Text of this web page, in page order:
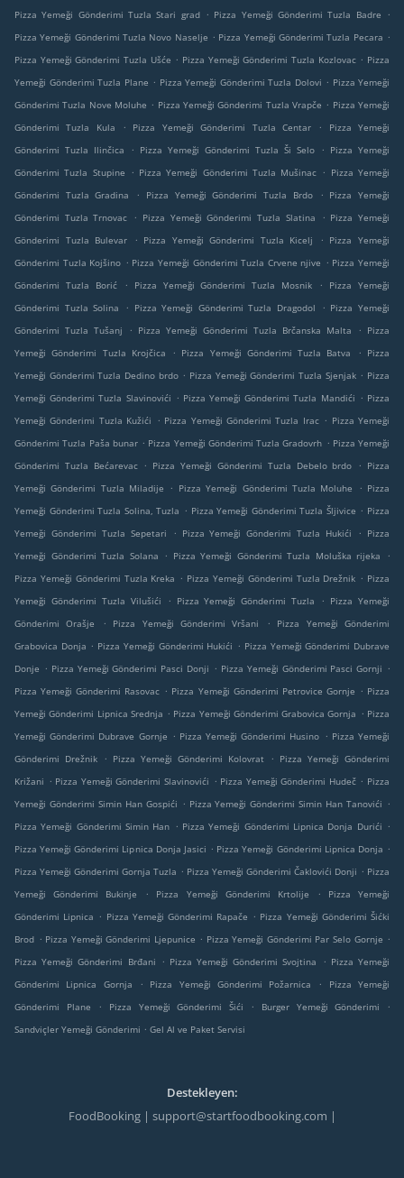
Pizza Yemeği Gönderimi Tuzla Stari grad . Pizza Yemeği Gönderimi Tuzla Badre
.
Pizza Yemeği Gönderimi Tuzla Novo Naselje . Pizza Yemeği Gönderimi Tuzla Pecara .
Pizza Yemeği Gönderimi Tuzla Ušće . Pizza Yemeği Gönderimi Tuzla Kozlovac . Pizza
Yemeği Gönderimi Tuzla Plane . Pizza Yemeği Gönderimi Tuzla Dolovi . Pizza Yemeği
Gönderimi Tuzla Nove Moluhe . Pizza Yemeği Gönderimi Tuzla Vrapče . Pizza Yemeği
Gönderimi Tuzla Kula
. Pizza Yemeği Gönderimi Tuzla Centar .
Pizza Yemeği
Gönderimi Tuzla Ilinčica
. Pizza Yemeği Gönderimi Tuzla Ši Selo . Pizza Yemeği
Gönderimi Tuzla Stupine
. Pizza Yemeği Gönderimi Tuzla Mušinac . Pizza Yemeği
Gönderimi Tuzla Gradina
. Pizza Yemeği Gönderimi Tuzla Brdo . Pizza Yemeği
Gönderimi Tuzla Trnovac
. Pizza Yemeği Gönderimi Tuzla Slatina . Pizza Yemeği
Gönderimi Tuzla Bulevar
. Pizza Yemeği Gönderimi Tuzla Kicelj . Pizza Yemeği
Gönderimi Tuzla Kojšino . Pizza Yemeği Gönderimi Tuzla Crvene njive . Pizza Yemeği
Gönderimi Tuzla Borić
. Pizza Yemeği Gönderimi Tuzla Mosnik .
Pizza Yemeği
Gönderimi Tuzla Solina
. Pizza Yemeği Gönderimi Tuzla Dragodol . Pizza Yemeği
Gönderimi Tuzla Tušanj
. Pizza Yemeği Gönderimi Tuzla Brčanska Malta . Pizza
Yemeği Gönderimi Tuzla Krojčica
. Pizza Yemeği Gönderimi Tuzla Batva . Pizza
Yemeği Gönderimi Tuzla Dedino brdo . Pizza Yemeği Gönderimi Tuzla Sjenjak . Pizza
Yemeği Gönderimi Tuzla Slavinovići . Pizza Yemeği Gönderimi Tuzla Mandići . Pizza
Yemeği Gönderimi Tuzla Kužići
. Pizza Yemeği Gönderimi Tuzla Irac . Pizza Yemeği
Gönderimi Tuzla Paša bunar . Pizza Yemeği Gönderimi Tuzla Gradovrh . Pizza Yemeği
Gönderimi Tuzla Bećarevac . Pizza Yemeği Gönderimi Tuzla Debelo brdo . Pizza
Yemeği Gönderimi Tuzla Miladije
. Pizza Yemeği Gönderimi Tuzla Moluhe . Pizza
Yemeği Gönderimi Tuzla Solina, Tuzla . Pizza Yemeği Gönderimi Tuzla Šljivice . Pizza
Yemeği Gönderimi Tuzla Sepetari
. Pizza Yemeği Gönderimi Tuzla Hukići . Pizza
Yemeği Gönderimi Tuzla Solana
. Pizza Yemeği Gönderimi Tuzla Moluška rijeka
.
Pizza Yemeği Gönderimi Tuzla Kreka . Pizza Yemeği Gönderimi Tuzla Drežnik . Pizza
Yemeği Gönderimi Tuzla Vilušići
. Pizza Yemeği Gönderimi Tuzla . Pizza Yemeği
Gönderimi Orašje
. Pizza Yemeği Gönderimi Vršani .
Pizza Yemeği Gönderimi
Grabovica Donja . Pizza Yemeği Gönderimi Hukići . Pizza Yemeği Gönderimi Dubrave
Donje . Pizza Yemeği Gönderimi Pasci Donji . Pizza Yemeği Gönderimi Pasci Gornji .
Pizza Yemeği Gönderimi Rasovac . Pizza Yemeği Gönderimi Petrovice Gornje . Pizza
Yemeği Gönderimi Lipnica Srednja . Pizza Yemeği Gönderimi Grabovica Gornja . Pizza
Yemeği Gönderimi Dubrave Gornje . Pizza Yemeği Gönderimi Husino . Pizza Yemeği
Gönderimi Drežnik
. Pizza Yemeği Gönderimi Kolovrat . Pizza Yemeği Gönderimi
Križani . Pizza Yemeği Gönderimi Slavinovići . Pizza Yemeği Gönderimi Hudeč . Pizza
Yemeği Gönderimi Simin Han Gospići . Pizza Yemeği Gönderimi Simin Han Tanovići .
Pizza Yemeği Gönderimi Simin Han . Pizza Yemeği Gönderimi Lipnica Donja Durići .
Pizza Yemeği Gönderimi Lipnica Donja Jasici . Pizza Yemeği Gönderimi Lipnica Donja .
Pizza Yemeği Gönderimi Gornja Tuzla . Pizza Yemeği Gönderimi Čaklovići Donji . Pizza
Yemeği Gönderimi Bukinje
. Pizza Yemeği Gönderimi Krtolije .
Pizza Yemeği
Gönderimi Lipnica . Pizza Yemeği Gönderimi Rapače . Pizza Yemeği Gönderimi Šićki
Brod . Pizza Yemeği Gönderimi Ljepunice . Pizza Yemeği Gönderimi Par Selo Gornje .
Pizza Yemeği Gönderimi Brđani
. Pizza Yemeği Gönderimi Svojtina . Pizza Yemeği
Gönderimi Lipnica Gornja
. Pizza Yemeği Gönderimi Požarnica .
Pizza Yemeği
Gönderimi Plane
. Pizza Yemeği Gönderimi Šići . Burger Yemeği Gönderimi
.
Sandviçler Yemeği Gönderimi . Gel Al ve Paket Servisi
Destekleyen:
FoodBooking | support@startfoodbooking.com |